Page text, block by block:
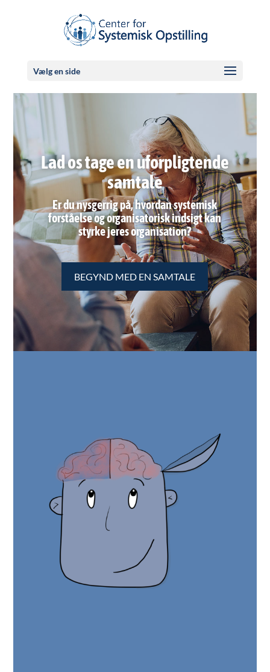
Vælg en side
Lad os tage en uforpligtende
samtale
Er du nysgerrig på, hvordan systemisk
forståelse og organisatorisk indsigt kan
styrke jeres organisation?
BEGYND MED EN SAMTALE